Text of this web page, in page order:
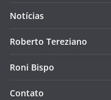
Notícias
Roberto Tereziano
Roni Bispo
Contato